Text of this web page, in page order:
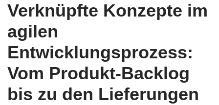
Verknüpfte Konzepte im
agilen
Entwicklungsprozess:
Vom Produkt-Backlog
bis zu den Lieferungen